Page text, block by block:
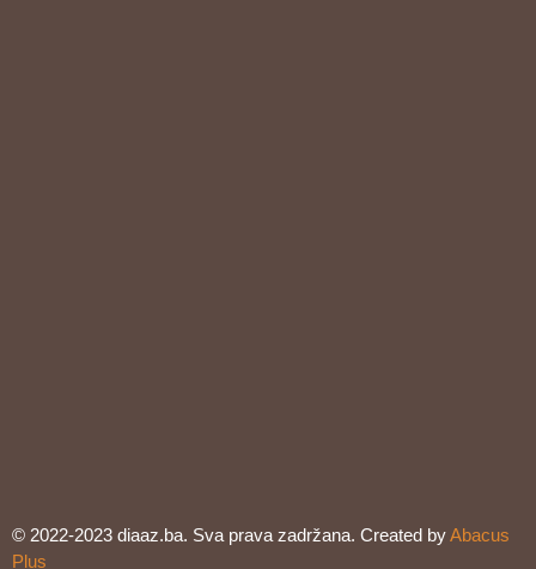
© 2022-2023 diaaz.ba. Sva prava zadržana. Created byAbacus
Plus